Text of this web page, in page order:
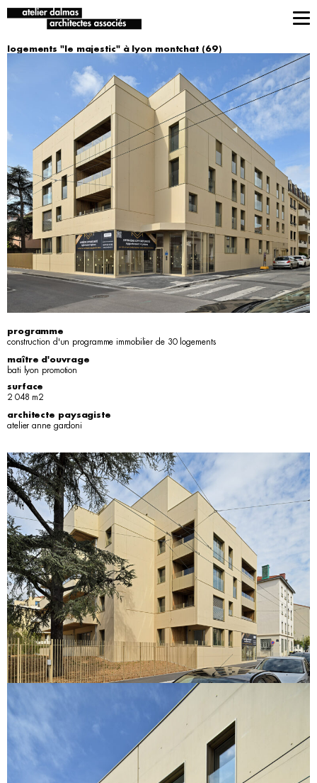
logements "le majestic" à lyon montchat (69)
programme
construction d'un programme immobilier de 30 logements
maître d'ouvrage
bati lyon promotion
surface
2 048 m2
architecte paysagiste
atelier anne gardoni